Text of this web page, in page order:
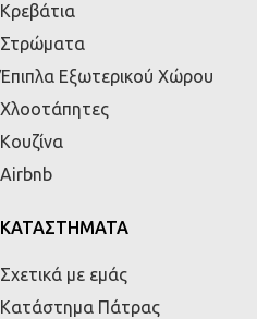
Κρεβάτια
Στρώματα
Έπιπλα Εξωτερικού Χώρου
Χλοοτάπητες
Κουζίνα
Airbnb
ΚΑΤΑΣΤΗΜΑΤΑ
Σχετικά με εμάς
Κατάστημα Πάτρας